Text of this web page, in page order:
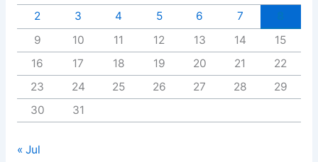
2
3 4 5 6 7
9
10 11 12 13 14
15
16
17 18 19 20 21
22
23
24 25 26 27 28
29
30
31
« Jul